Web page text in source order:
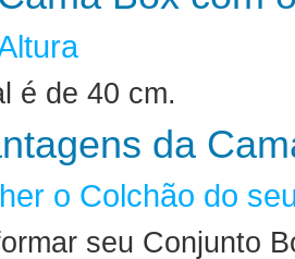
é de 40 cm.
da
o Colchão do
seu Conjunto